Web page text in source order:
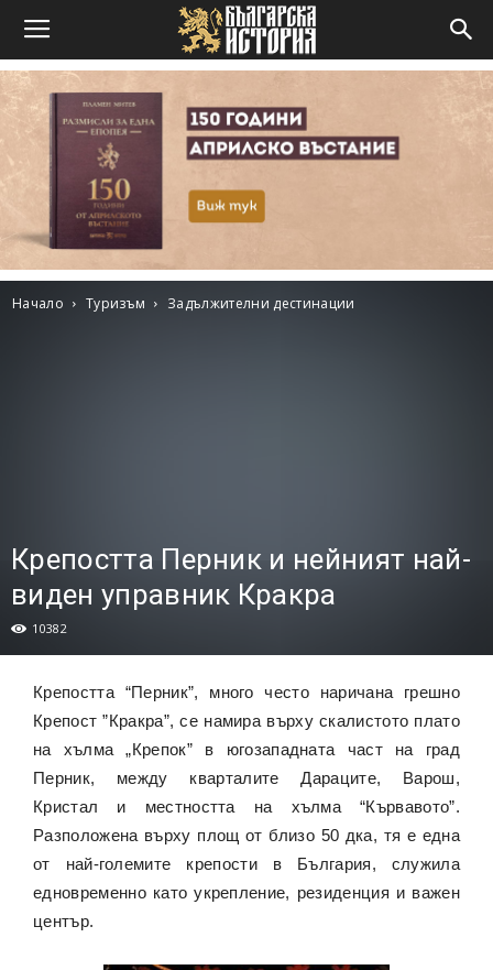
Начало Туризъм Задължителни дестинации
Крепостта Перник и нeйният най-
виден управник Кракра
10382
Крепостта “Перник”, много често наричана грешно
Крепост ”Кракра”, се намира върху скалистото плато
на хълма „Крепок” в югозападната част на град
Перник, между кварталите Дараците, Варош,
Кристал и местността на хълма “Кървавото”.
Разположена върху площ от близо 50 дка, тя е една
от най-големите крепости в България, служила
едновременно като укрепление, резиденция и важен
център.